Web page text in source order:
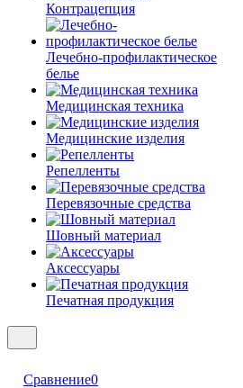
Контрацепция
Лечебно-профилактическое
белье
Медицинская техника
Медицинские изделия
Репелленты
Перевязочные средства
Шовный материал
Аксессуары
Печатная продукция
Сравнение0